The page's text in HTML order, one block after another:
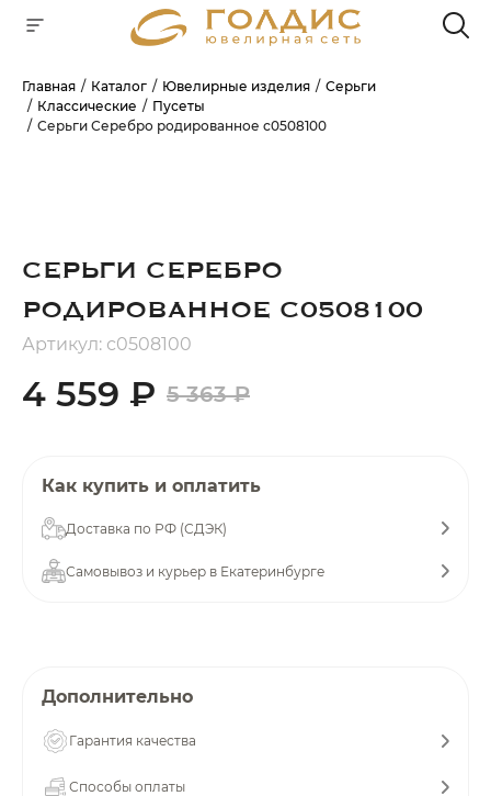
Главная Каталог Ювелирные изделия
Серьги
Классические
Пусеты
Серьги Серебро родированное с0508100
СЕРЬГИ СЕРЕБРО
РОДИРОВАННОЕ С0508100
Артикул: с0508100
4 559 ₽ 5 363 ₽
Как купить и оплатить
Доставка по РФ (СДЭК)
Самовывоз и курьер в Екатеринбурге
Дополнительно
Гарантия качества
Способы оплаты
Для клиентов всех банков
ГРАФИК ПЛАТЕЖЕЙ
Сегодня
Добавляйте товары
выбранный способом